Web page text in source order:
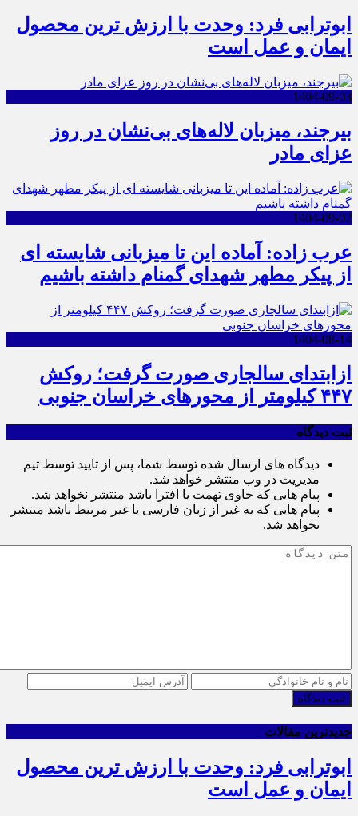
ابوترابی فرد: وحدت با ارزش ترین محصول
ایمان و عمل است
1404-09-03
بیرجند، میزبان لاله‌های بی‌نشان در روز
عزای مادر
1404-09-02
عرب زاده: آماده این تا میزبانی شایسته ای
از پیکر مطهر شهدای گمنام داشته باشیم
1404-08-14
ازابتدای سالجاری صورت گرفت؛ روکش
۴۴۷ کیلومتر از محورهای خراسان جنوبی
ثبت دیدگاه
دیدگاه های ارسال شده توسط شما، پس از تایید توسط تیم
مدیریت در وب منتشر خواهد شد.
پیام هایی که حاوی تهمت یا افترا باشد منتشر نخواهد شد.
پیام هایی که به غیر از زبان فارسی یا غیر مرتبط باشد منتشر
نخواهد شد.
ثبت دیدگاه
جدیدترین مقالات
ابوترابی فرد: وحدت با ارزش ترین محصول
ایمان و عمل است